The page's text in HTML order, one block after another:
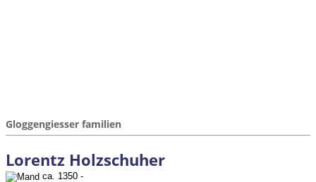
Gloggengiesser familien
Lorentz Holzschuher
ca. 1350 -